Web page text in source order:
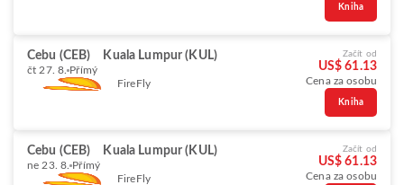
Kniha
Cebu (CEB) Kuala Lumpur (KUL)
čt 27. 8. Přímý
FireFly
Začít od
US$ 61.13
Cena za osobu
Kniha
Cebu (CEB) Kuala Lumpur (KUL)
ne 23. 8. Přímý
FireFly
Začít od
US$ 61.13
Cena za osobu